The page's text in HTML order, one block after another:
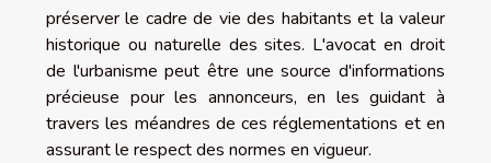
préserver le cadre de vie des habitants et la valeur
historique ou naturelle des sites. L'avocat en droit
de l'urbanisme peut être une source d'informations
précieuse pour les annonceurs, en les guidant à
travers les méandres de ces réglementations et en
assurant le respect des normes en vigueur.